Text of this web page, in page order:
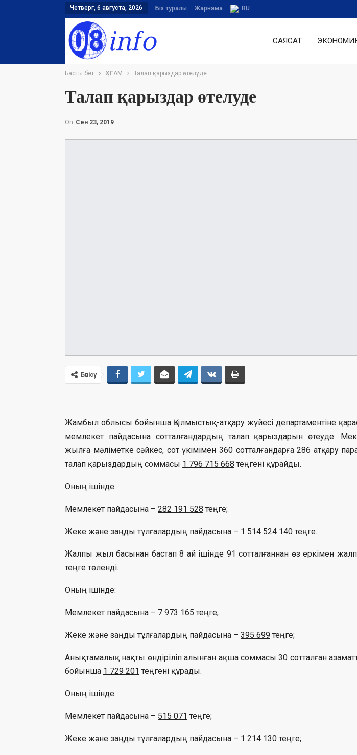
Четверг, 6 августа, 2026 Біз туралы Жарнама RU
САЯСАТ
Басты бет ҚОҒАМ Талап қарыздар өтелуде
Талап қарыздар өтелуде
On Сен 23, 2019
Бөлісу
Жамбыл облысы бойынша Қылмыстық-атқару жүйесі департаментіне
мемлекет пайдасына сотталғандардың талап қарыздарын өтеуде.
жылға мәліметке сәйкес, сот үкімімен 360 сотталғандарға 286 атқару
талап қарыздардың соммасы 1 796 715 668 теңгені құрайды.
Оның ішінде:
Мемлекет пайдасына – 282 191 528 теңге;
Жеке және заңды тұлғалардың пайдасына – 1 514 524 140 теңге.
Жалпы жыл басынан бастап 8 ай ішінде 91 сотталғаннан өз еркімен
теңге төленді.
Оның ішінде:
Мемлекет пайдасына – 7 973 165 теңге;
Жеке және заңды тұлғалардың пайдасына – 395 699 теңге;
Анықтамалық нақты өндіріліп алынған ақша соммасы 30 сотталған
бойынша 1 729 201 теңгені құрады.
Оның ішінде:
Мемлекет пайдасына – 515 071 теңге;
Жеке және заңды тұлғалардың пайдасына – 1 214 130 теңге;